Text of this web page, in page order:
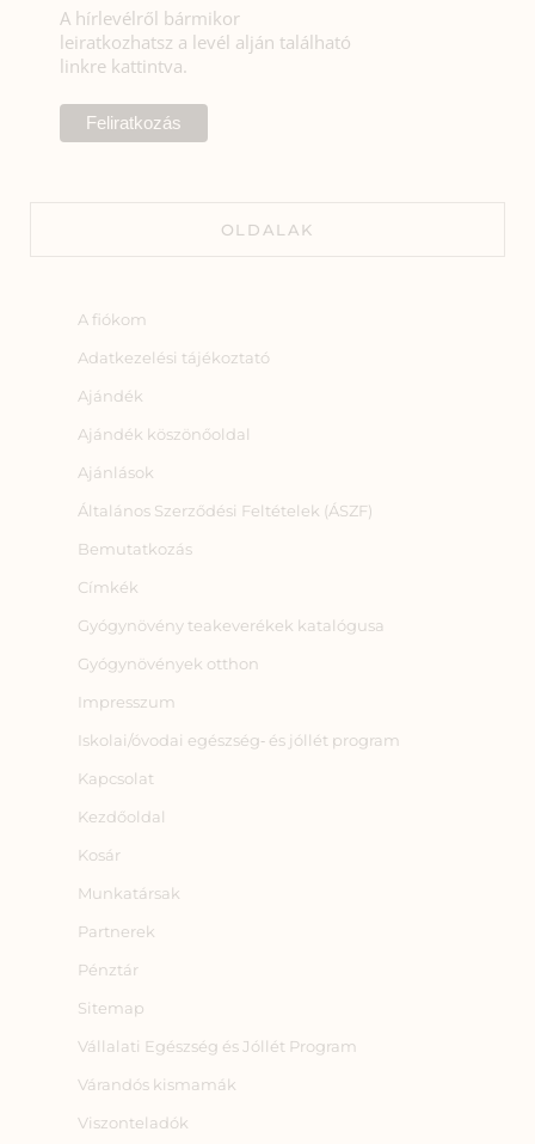
A hírlevélről bármikor
leiratkozhatsz a levél alján található
linkre kattintva.
OLDALAK
A fiókom
Adatkezelési tájékoztató
Ajándék
Ajándék köszönőoldal
Ajánlások
Általános Szerződési Feltételek (ÁSZF)
Bemutatkozás
Címkék
Gyógynövény teakeverékek katalógusa
Gyógynövények otthon
Impresszum
Iskolai/óvodai egészség‑ és jóllét program
Kapcsolat
Kezdőoldal
Kosár
Munkatársak
Partnerek
Pénztár
Sitemap
Vállalati Egészség és Jóllét Program
Várandós kismamák
Viszonteladók